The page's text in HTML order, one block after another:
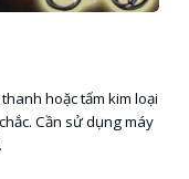
hoặc tấm kim loại
Cần sử dụng máy